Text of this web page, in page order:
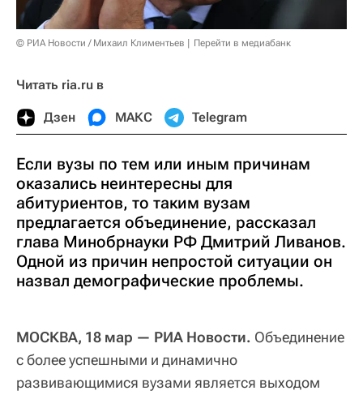
© РИА Новости / Михаил Климентьев Перейти в медиабанк
Читать ria.ru в
Дзен МАКС Telegram
Если вузы по тем или иным причинам
оказались неинтересны для
абитуриентов, то таким вузам
предлагается объединение, рассказал
глава Минобрнауки РФ Дмитрий Ливанов.
Одной из причин непростой ситуации он
назвал демографические проблемы.
МОСКВА, 18 мар — РИА Новости. Объединение
с более успешными и динамично
развивающимися вузами является выходом